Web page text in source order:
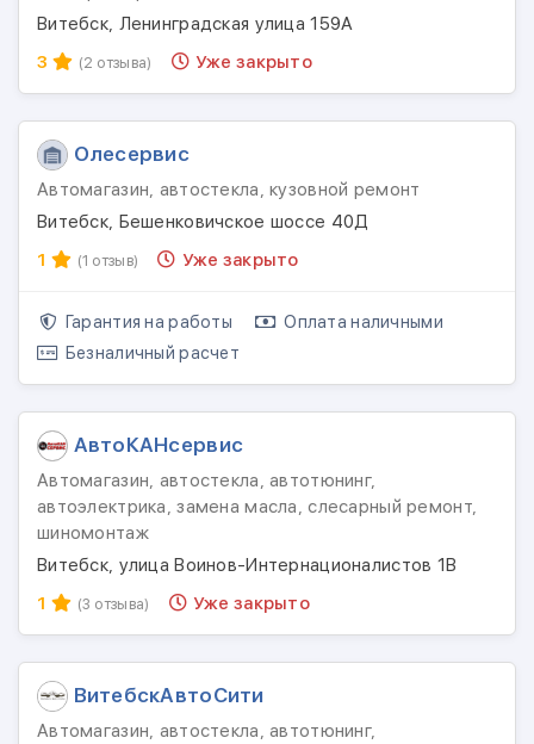
Витебск, Ленинградская улица 159А
3
(2 отзыва) Уже закрыто
Олесервис
Автомагазин, автостекла, кузовной ремонт
Витебск, Бешенковичское шоссе 40Д
1
(1 отзыв) Уже закрыто
Гарантия на работы
Оплата наличными
Безналичный расчет
АвтоКАНсервис
Автомагазин, автостекла, автотюнинг,
автоэлектрика, замена масла, слесарный ремонт,
шиномонтаж
Витебск, улица Воинов-Интернационалистов 1В
1
(3 отзыва) Уже закрыто
ВитебскАвтоСити
Автомагазин, автостекла, автотюнинг,